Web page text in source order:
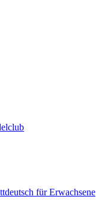
für Erwachsene